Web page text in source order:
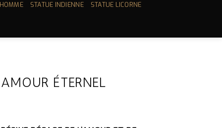
STATUE INDIENNE STATUE LICORNE
ÉTERNEL